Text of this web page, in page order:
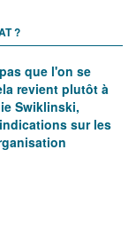
?
que l'on se
revient plutôt à
Swiklinski,
sur les